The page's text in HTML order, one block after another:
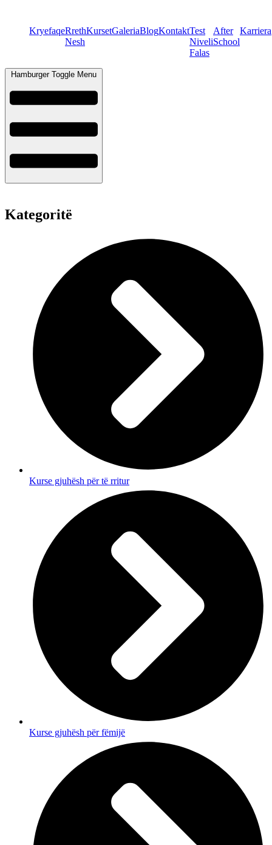
KryefaqeRreth
Nesh
KursetGaleriaBlogKontaktTest
Niveli
Falas
After
School
Karriera
Hamburger Toggle Menu
Kategoritë
Kurse gjuhësh për të rritur
Kurse gjuhësh për fëmijë